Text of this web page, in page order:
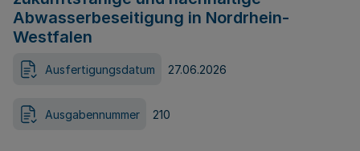
Abwasserbeseitigung in Nordrhein-
Westfalen
Ausfertigungsdatum 27.06.2026
Ausgabennummer 210